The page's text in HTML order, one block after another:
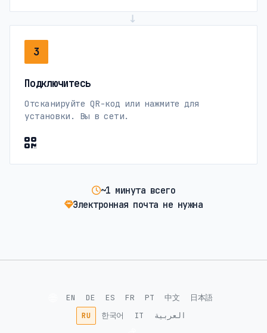
→
3
Подключитесь
Отсканируйте QR-код или нажмите для
установки. Вы в сети.
~1 минута всего
Электронная почта не нужна
EN DE ES FR PT 中文
日本語
RU
한국어 IT العربية